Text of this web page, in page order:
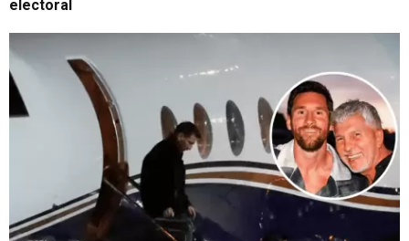
electoral